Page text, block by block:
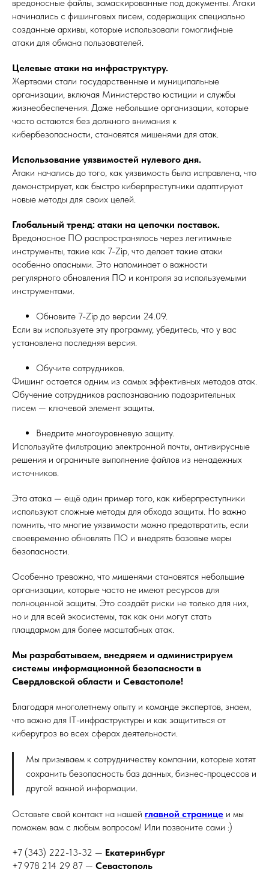
вредоносные файлы, замаскированные под документы. Атаки
начинались с фишинговых писем, содержащих специально
созданные архивы, которые использовали гомоглифные
атаки для обмана пользователей.
Целевые атаки на инфраструктуру.
Жертвами стали государственные и муниципальные
организации, включая Министерство юстиции и службы
жизнеобеспечения. Даже небольшие организации, которые
часто остаются без должного внимания к
кибербезопасности, становятся мишенями для атак.
Использование уязвимостей нулевого дня.
Атаки начались до того, как уязвимость была исправлена, что
демонстрирует, как быстро киберпреступники адаптируют
новые методы для своих целей.
Глобальный тренд: атаки на цепочки поставок.
Вредоносное ПО распространялось через легитимные
инструменты, такие как 7-Zip, что делает такие атаки
особенно опасными. Это напоминает о важности
регулярного обновления ПО и контроля за используемыми
инструментами.
Обновите 7-Zip до версии 24.09.
Если вы используете эту программу, убедитесь, что у вас
установлена последняя версия.
Обучите сотрудников.
Фишинг остается одним из самых эффективных методов атак.
Обучение сотрудников распознаванию подозрительных
писем — ключевой элемент защиты.
Внедрите многоуровневую защиту.
Используйте фильтрацию электронной почты, антивирусные
решения и ограничьте выполнение файлов из ненадежных
источников.
Эта атака — ещё один пример того, как киберпреступники
используют сложные методы для обхода защиты. Но важно
помнить, что многие уязвимости можно предотвратить, если
своевременно обновлять ПО и внедрять базовые меры
безопасности.
Особенно тревожно, что мишенями становятся небольшие
организации, которые часто не имеют ресурсов для
полноценной защиты. Это создаёт риски не только для них,
но и для всей экосистемы, так как они могут стать
плацдармом для более масштабных атак.
Мы разрабатываем, внедряем и администрируем
системы информационной безопасности в
Свердловской области и Севастополе!
Благодаря многолетнему опыту и команде экспертов, знаем,
что важно для IT-инфраструктуры и как защититься от
киберугроз во всех сферах деятельности.
Мы призываем к сотрудничеству компании, которые хотят
сохранить безопасность баз данных, бизнес-процессов и
другой важной информации.
Оставьте свой контакт на нашей главной странице и мы
поможем вам с любым вопросом! Или позвоните сами :)
+7 (343) 222-13-32 — Екатеринбург
+7 978 214 29 87 — Севастополь